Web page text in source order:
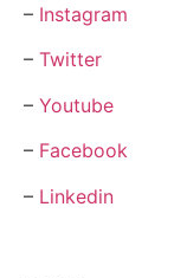
– Instagram
– Twitter
– Youtube
– Facebook
– Linkedin